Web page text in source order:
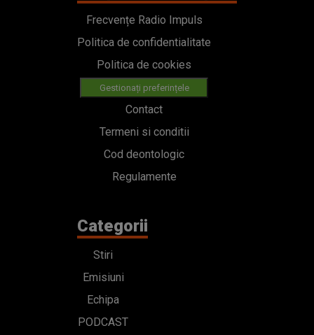
Frecvențe Radio Impuls
Politica de confidentialitate
Politica de cookies
Gestionați preferințele
Contact
Termeni si conditii
Cod deontologic
Regulamente
Categorii
Stiri
Emisiuni
Echipa
PODCAST